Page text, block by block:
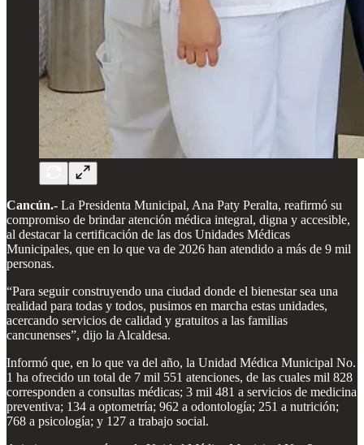
Cancún.- La Presidenta Municipal, Ana Paty Peralta, reafirmó su
compromiso de brindar atención médica integral, digna y accesible,
al destacar la certificación de las dos Unidades Médicas
Municipales, que en lo que va de 2026 han atendido a más de 9 mil
personas.
“Para seguir construyendo una ciudad donde el bienestar sea una
realidad para todas y todos, pusimos en marcha estas unidades,
acercando servicios de calidad y gratuitos a las familias
cancunenses”, dijo la Alcaldesa.
Informó que, en lo que va del año, la Unidad Médica Municipal No.
1 ha ofrecido un total de 7 mil 551 atenciones, de las cuales mil 828
corresponden a consultas médicas; 3 mil 481 a servicios de medicina
preventiva; 134 a optometría; 962 a odontología; 251 a nutrición;
768 a psicología; y 127 a trabajo social.